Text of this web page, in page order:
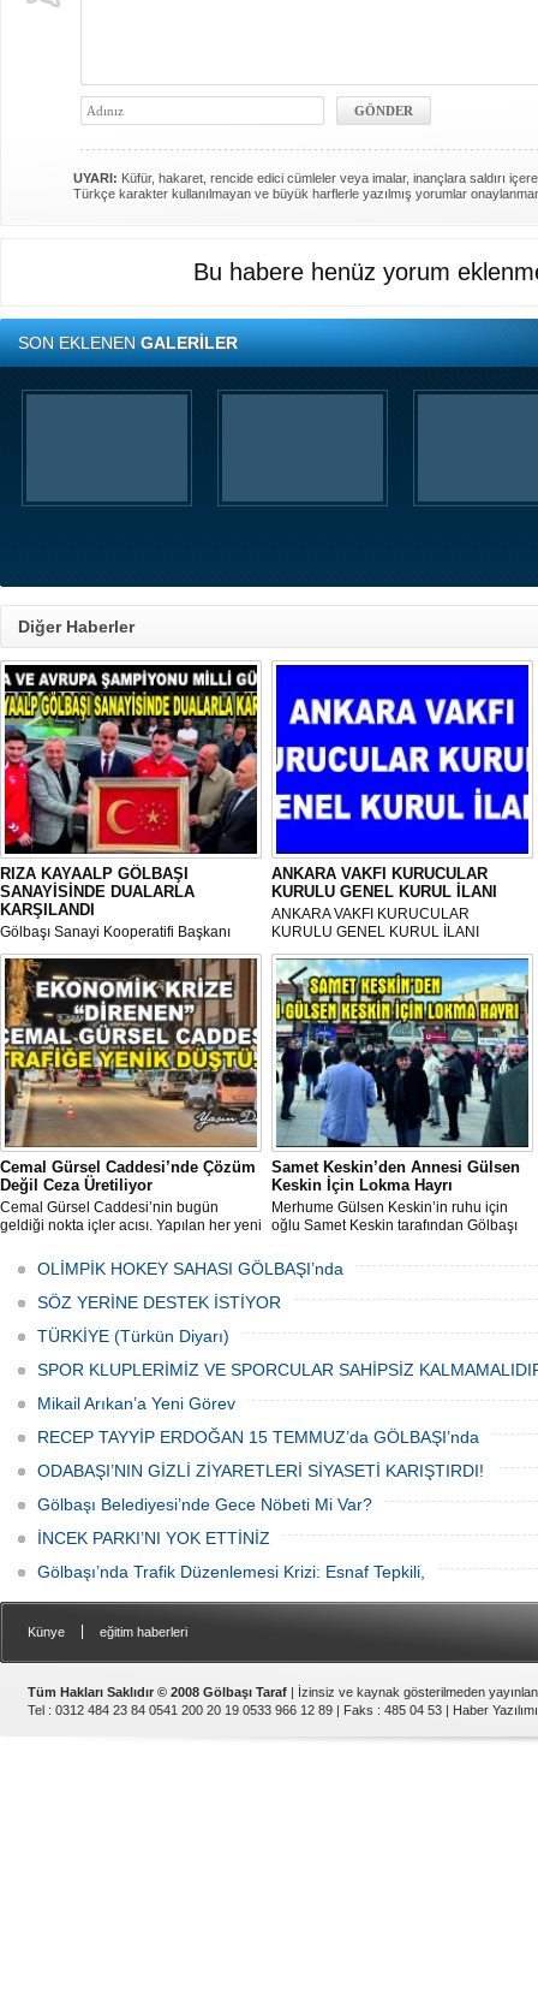
UYARI: Küfür, hakaret, rencide edici cümleler veya imalar, inançlara saldırı
Türkçe karakter kullanılmayan ve büyük harflerle yazılmış yorumlar
Bu habere henüz yorum
SON EKLENENGALERİLER
Diğer Haberler
RIZA KAYAALP GÖLBAŞI
SANAYİSİNDE DUALARLA
KARŞILANDI
Gölbaşı Sanayi Kooperatifi Başkanı
Mehmet Aktay öncülüğünde, sanayi
esnafı adına düzenlenen anlamlı anma
programı Sanayi Camii’nde yoğun
katılımla gerçekleştirildi.
ANKARA VAKFI KURUCULAR
KURULU GENEL KURUL İLANI
ANKARA VAKFI KURUCULAR
KURULU GENEL KURUL İLANI
Cemal Gürsel Caddesi’nde Çözüm
Değil Ceza Üretiliyor
Cemal Gürsel Caddesi’nin bugün
geldiği nokta içler acısı. Yapılan her yeni
adeta başka bir noktaya taşıyor
Samet Keskin’den Annesi Gülsen
Keskin İçin Lokma Hayrı
Merhume Gülsen Keskin’in ruhu için
oğlu Samet Keskin tarafından Gölbaşı
önünde lokma ikramı gerçekleştirildi.
Düzenlenen hayra çok sayıda siyasi
temsilci, sivil toplum kuruluşu üyeleri ve
OLİMPİK HOKEY SAHASI GÖLBAŞI’nda
SÖZ YERİNE DESTEK İSTİYOR
TÜRKİYE (Türkün Diyarı)
SPOR KLUPLERİMİZ VE SPORCULAR SAHİPSİZ
Mikail Arıkan’a Yeni Görev
RECEP TAYYİP ERDOĞAN 15 TEMMUZ’da GÖLBAŞI’nda
ODABAŞI’NIN GİZLİ ZİYARETLERİ SİYASETİ KARIŞTIRDI!
Gölbaşı Belediyesi’nde Gece Nöbeti Mi Var?
İNCEK PARKI’NI YOK ETTİNİZ
Gölbaşı’nda Trafik Düzenlemesi Krizi: Esnaf Tepkili,
Künye eğitim haberleri
Tüm Hakları Saklıdır © 2008 Gölbaşı Taraf | İzinsiz ve kaynak gösterilmeden
Tel : 0312 484 23 84 0541 200 20 19 0533 966 12 89 | Faks : 485 04 53 | Haber Yazılımı